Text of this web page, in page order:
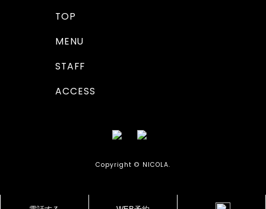
TOP
MENU
STAFF
ACCESS
Copyright © NICOLA.